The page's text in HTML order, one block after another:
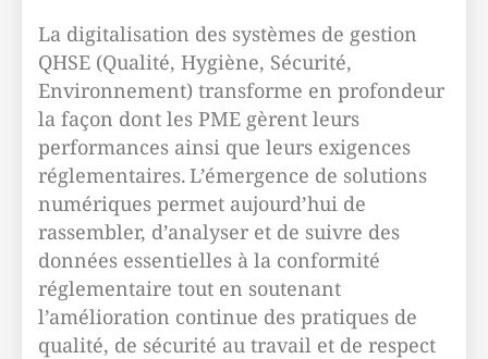
La digitalisation des systèmes de gestion
QHSE (Qualité, Hygiène, Sécurité,
Environnement) transforme en profondeur
la façon dont les PME gèrent leurs
performances ainsi que leurs exigences
réglementaires. L’émergence de solutions
numériques permet aujourd’hui de
rassembler, d’analyser et de suivre des
données essentielles à la conformité
réglementaire tout en soutenant
l’amélioration continue des pratiques de
qualité, de sécurité au travail et de respect